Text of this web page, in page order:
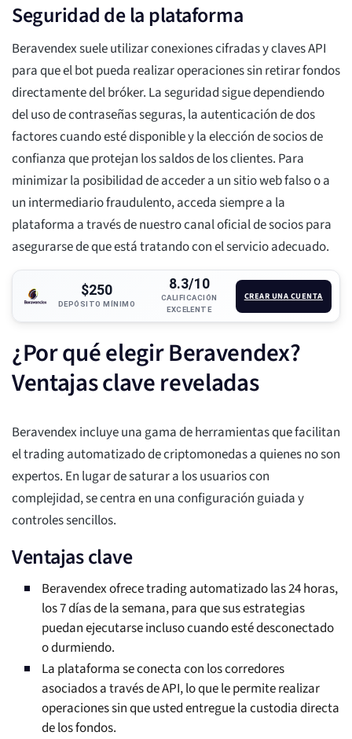
Seguridad de la plataforma
Beravendex suele utilizar conexiones cifradas y claves API
para que el bot pueda realizar operaciones sin retirar fondos
directamente del bróker. La seguridad sigue dependiendo
del uso de contraseñas seguras, la autenticación de dos
factores cuando esté disponible y la elección de socios de
confianza que protejan los saldos de los clientes. Para
minimizar la posibilidad de acceder a un sitio web falso o a
un intermediario fraudulento, acceda siempre a la
plataforma a través de nuestro canal oficial de socios para
asegurarse de que está tratando con el servicio adecuado.
$250
DEPÓSITO MÍNIMO
8.3/10
CALIFICACIÓN
EXCELENTE
CREAR UNA CUENTA
¿Por qué elegir Beravendex?
Ventajas clave reveladas
Beravendex incluye una gama de herramientas que facilitan
el trading automatizado de criptomonedas a quienes no son
expertos. En lugar de saturar a los usuarios con
complejidad, se centra en una configuración guiada y
controles sencillos.
Ventajas clave
Beravendex ofrece trading automatizado las 24 horas,
los 7 días de la semana, para que sus estrategias
puedan ejecutarse incluso cuando esté desconectado
o durmiendo.
La plataforma se conecta con los corredores
asociados a través de API, lo que le permite realizar
operaciones sin que usted entregue la custodia directa
de los fondos.